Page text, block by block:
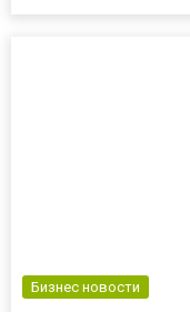
Бизнес новости